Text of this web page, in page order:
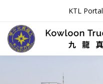
KTL Portal